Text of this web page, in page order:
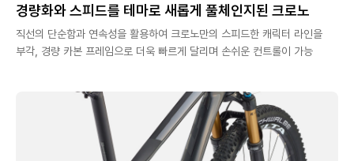
경량화와 스피드를 테마로 새롭게 풀체인지된 크로노
직선의 단순함과 연속성을 활용하여 크로노만의 스피드한 캐릭터 라인을
부각, 경량 카본 프레임으로 더욱 빠르게 달리며 손쉬운 컨트롤이 가능